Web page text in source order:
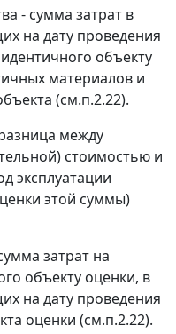
- сумма затрат в
на дату проведения
объекту
материалов и
(см.п.2.22).
между
стоимостью и
эксплуатации
этой суммы)
затрат на
объекту оценки, в
на дату проведения
оценки (см.п.2.22).